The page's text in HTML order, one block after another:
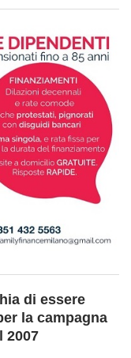
di essere
la campagna
2007